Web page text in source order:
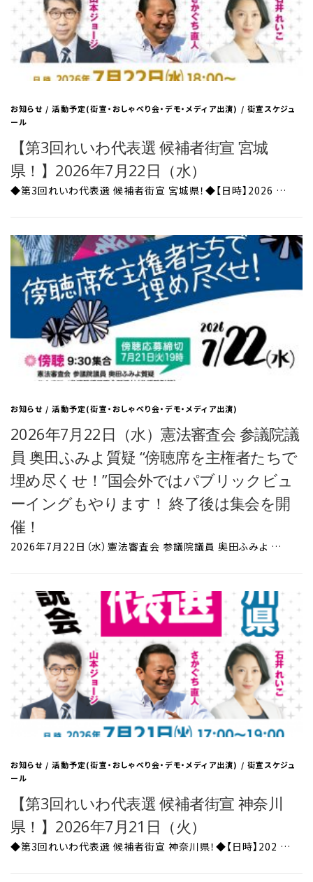
お知らせ/活動予定(街宣・おしゃべり会・デモ・メディア出演) /街宣スケジュ
ール
【第3回れいわ代表選 候補者街宣 宮城
県！】2026年7月22日（水）
◆第3回れいわ代表選 候補者街宣 宮城県！◆【日時】2026 …
お知らせ/活動予定(街宣・おしゃべり会・デモ・メディア出演)
2026年7月22日（水）憲法審査会 参議院議
員 奥田ふみよ質疑 “傍聴席を主権者たちで
埋め尽くせ！”国会外ではパブリックビュ
ーイングもやります！ 終了後は集会を開
催！
2026年7月22日（水）憲法審査会 参議院議員 奥田ふみよ …
お知らせ/活動予定(街宣・おしゃべり会・デモ・メディア出演) /街宣スケジュ
ール
【第3回れいわ代表選 候補者街宣 神奈川
県！】2026年7月21日（火）
◆第3回れいわ代表選 候補者街宣 神奈川県！◆【日時】202 …